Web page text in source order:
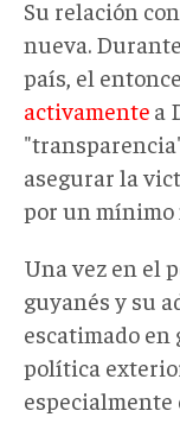
Su relación
nueva.
país, el
activamente a
asegurar la
por un mínimo
Una vez en el
guyanés y su
escatimado en
política
especialmente